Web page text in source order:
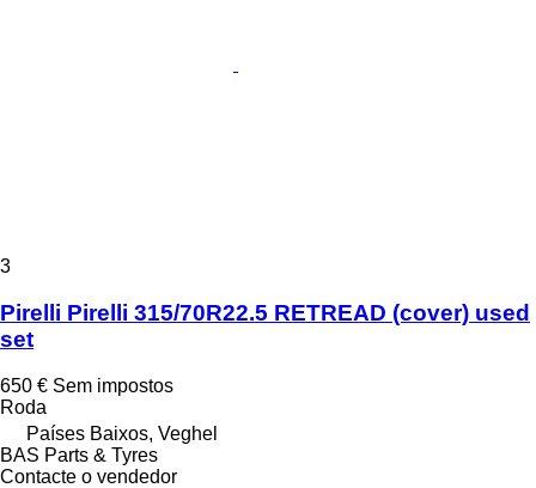
3
Pirelli Pirelli 315/70R22.5 RETREAD (cover) used
set
650 € Sem impostos
Roda
Países Baixos, Veghel
BAS Parts & Tyres
Contacte o vendedor